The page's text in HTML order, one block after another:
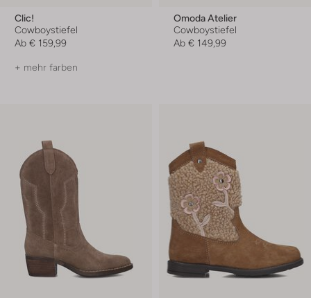
Clic!
Cowboystiefel
Ab € 159,99
+ mehr farben
Omoda Atelier
Cowboystiefel
Ab € 149,99